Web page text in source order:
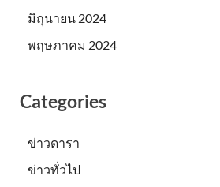
มิถุนายน 2024
พฤษภาคม 2024
Categories
ข่าวดารา
ข่าวทั่วไป